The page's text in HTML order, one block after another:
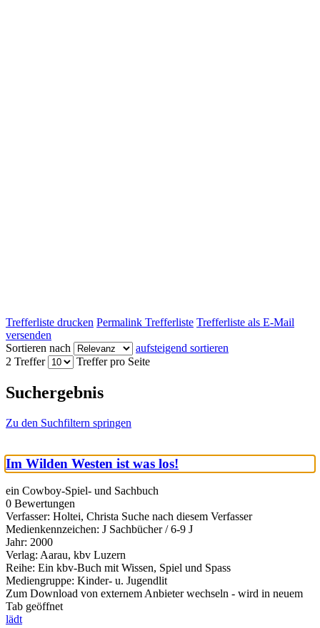
Trefferliste drucken Permalink Trefferliste Trefferliste als E-Mail
versenden
Sortieren nach
aufsteigend sortieren
2 Treffer
Treffer pro Seite
Suchergebnis
Zu den Suchfiltern springen
Im Wilden Westen ist was los!
ein Cowboy-Spiel- und Sachbuch
0 Bewertungen
Verfasser: Holtei, Christa Suche nach diesem Verfasser
Medienkennzeichen: J Sachbücher / 6-9 J
Jahr: 2000
Verlag: Aarau, kbv Luzern
Reihe: Ein kbv-Buch mit Wissen, Spiel und Spass
Mediengruppe: Kinder- u. Jugendlit
Zum Download von externem Anbieter wechseln - wird in neuem
Tab geöffnet
lädt